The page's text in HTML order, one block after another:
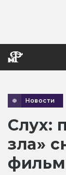
Новости
Слух:
зла»